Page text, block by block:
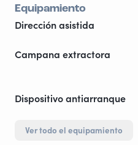
Equipamiento
Dirección asistida
Campana extractora
Dispositivo antiarranque
Ver todo el equipamiento